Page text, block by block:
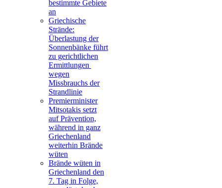
bestimmte Gebiete
an
Griechische
Strände:
Überlastung der
Sonnenbänke führt
zu gerichtlichen
Ermittlungen
wegen
Missbrauchs der
Strandlinie
Premierminister
Mitsotakis setzt
auf Prävention,
während in ganz
Griechenland
weiterhin Brände
wüten
Brände wüten in
Griechenland den
7. Tag in Folge,